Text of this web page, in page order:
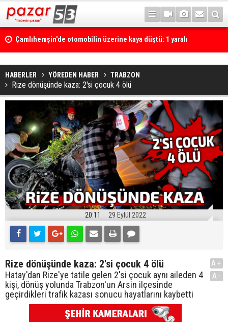
Çamlıhemşin'de otomobilin üzerine kaya düştü: 1 yaralı
HABERLER YÖREDEN HABER TRABZON
Rize dönüşünde kaza: 2'si çocuk 4 ölü
20:11 29 Eylül 2022
Rize dönüşünde kaza: 2'si çocuk 4 ölü
Hatay'dan Rize'ye tatile gelen 2'si çocuk aynı aileden 4
kişi, dönüş yolunda Trabzon'un Arsin ilçesinde
geçirdikleri trafik kazası sonucu hayatlarını kaybetti
A+
A-